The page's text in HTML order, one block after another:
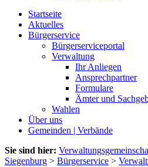
Startseite
Aktuelles
Bürgerservice
Bürgerserviceportal
Verwaltung
Ihr Anliegen
Ansprechpartner
Formulare
Ämter und
Wahlen
Über uns
Gemeinden | Verbände
Sie sind hier:
Siegenburg > Bürgerservice >